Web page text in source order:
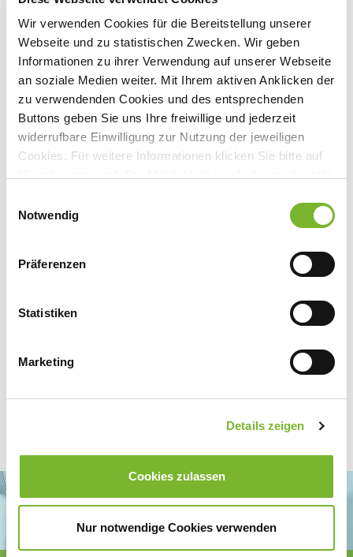
Wir verwenden Cookies für die Bereitstellung unserer
Webseite und zu statistischen Zwecken. Wir geben
Informationen zu ihrer Verwendung auf unserer Webseite
an soziale Medien weiter. Mit Ihrem aktiven Anklicken der
zu verwendenden Cookies und des entsprechenden
Buttons geben Sie uns Ihre freiwillige und jederzeit
widerrufbare Einwilligung zur Nutzung der jeweiligen
Cookies. Für weitere Informationen klicken Sie bitte auf
Datenschutzerklärung
Notwendig
Präferenzen
Statistiken
Marketing
Details zeigen
Cookies zulassen
Nur notwendige Cookies verwenden
Quartal 2023. Deutschland ist damit weit entfernt vom Ziel der
Weltgesundheitsorganisation, wonach bis 2030 die Impfquote
bei 15-jährigen Mädchen bei mindestens 90 Prozent liegen
sollte, und steht im europäischen Vergleich auf dem 19. Platz.
Die AOK-Auswertung zeigt deutliche regionale Unterschiede mit
höheren Impfquoten in den östlichen Bundesländern.